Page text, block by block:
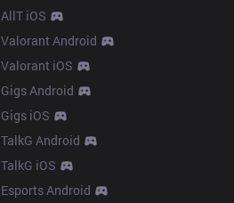
AllT iOS
Valorant Android
Valorant iOS
Gigs Android
Gigs iOS
TalkG Android
TalkG iOS
Esports Android